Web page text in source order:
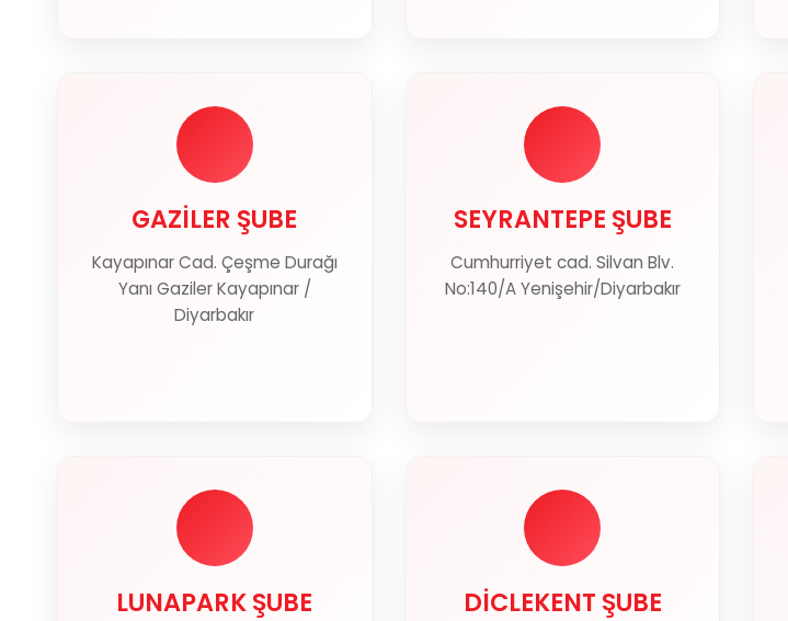
GAZİLER ŞUBE
Kayapınar Cad. Çeşme Durağı
Yanı Gaziler Kayapınar /
Diyarbakır
GAZİLER ŞUBE
Haritada Göster
SEYRANTEPE ŞUBE
Cumhurriyet cad. Silvan Blv.
No:140/A Yenişehir/Diyarbakır
SEYRANTEPE ŞUBE
Haritada Göster
LUNAPARK ŞUBE
LUNAPARK ŞUBE
DİCLEKENT ŞUBE
DİCLEKENT ŞUBE